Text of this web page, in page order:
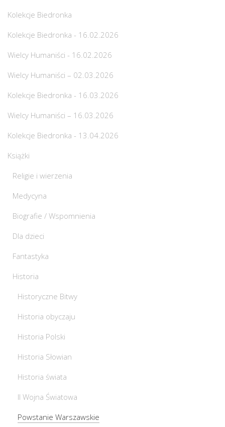
Kolekcje Biedronka
Kolekcje Biedronka - 16.02.2026
Wielcy Humaniści - 16.02.2026
Wielcy Humaniści – 02.03.2026
Kolekcje Biedronka - 16.03.2026
Wielcy Humaniści – 16.03.2026
Kolekcje Biedronka - 13.04.2026
Książki
Religie i wierzenia
Medycyna
Biografie / Wspomnienia
Dla dzieci
Fantastyka
Historia
Historyczne Bitwy
Historia obyczaju
Historia Polski
Historia Słowian
Historia świata
II Wojna Światowa
Powstanie Warszawskie